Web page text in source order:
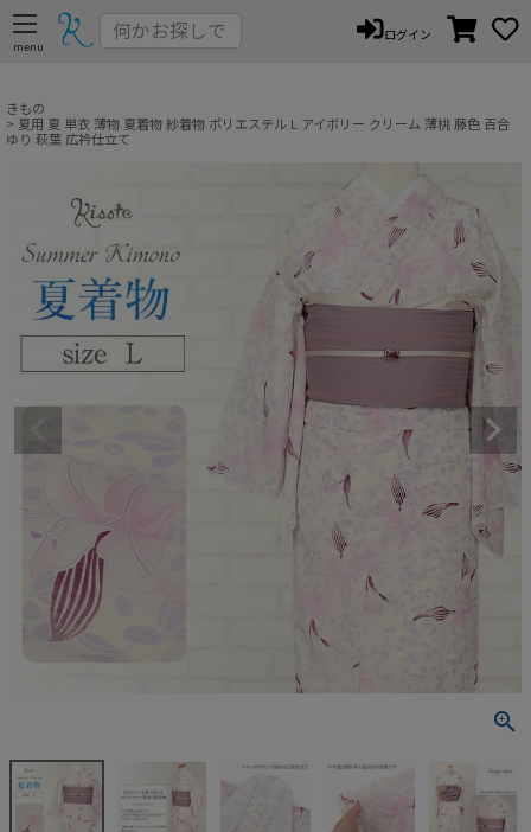
ログイン
きもの
夏用 夏 単衣 薄物 夏着物 紗着物 ポリエステル L アイボリー クリーム 薄桃 藤色 百合
ゆり 萩葉 広衿仕立て
ペー
ジト